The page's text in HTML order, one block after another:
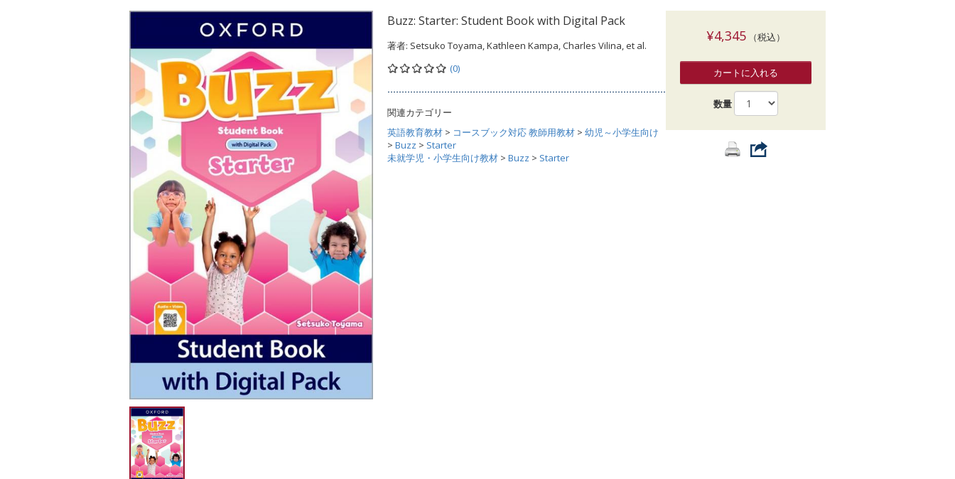
索
Buzz: Starter: Student Book with Digital Pack
著者: Setsuko Toyama, Kathleen Kampa, Charles Vilina, et al.
(0)
関連カテゴリー
英語教育教材 > コースブック対応 教師用教材 > 幼児～小学生向け
> Buzz > Starter
未就学児・小学生向け教材 > Buzz > Starter
¥4,345（税込）
カートに入れる
数量